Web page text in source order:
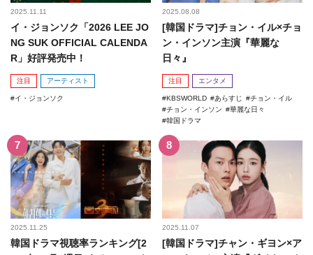
2025.11.11
イ・ジョンソク「2026 LEE JO
NG SUK OFFICIAL CALENDA
R」好評発売中！
注目 アーティスト
イ・ジョンソク
2025.08.08
[韓国ドラマ]チョン・イル×チョ
ン・インソン主演『華麗な
日々』
注目 エンタメ
KBSWORLD あらすじ
チョン・イル
チョン・インソン
華麗な日々
韓国ドラマ
2025.11.25
韓国ドラマ視聴率ランキング[2
2025.11.07
[韓国ドラマ]チャン・ギヨン×ア